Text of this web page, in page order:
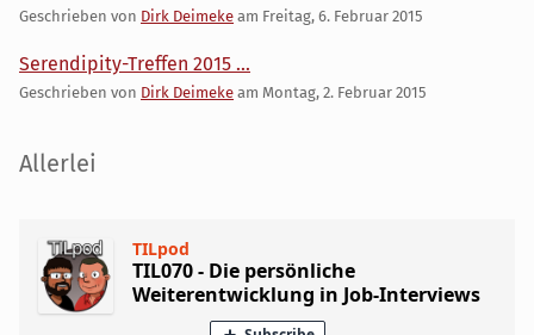
Geschrieben von Dirk Deimeke am Freitag, 6. Februar 2015
Serendipity-Treffen 2015 ...
Geschrieben von Dirk Deimeke am Montag, 2. Februar 2015
Seitenleiste
Allerlei